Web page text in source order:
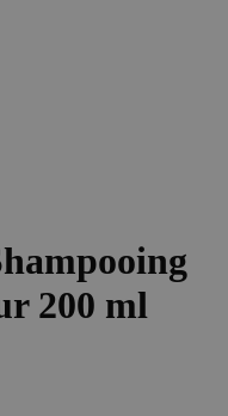
200 ml